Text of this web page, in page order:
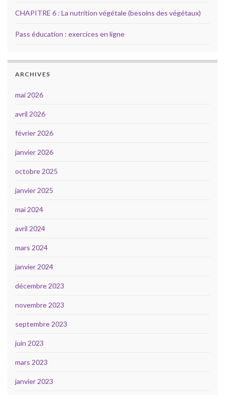
CHAPITRE 6 : La nutrition végétale (besoins des végétaux)
Pass éducation : exercices en ligne
ARCHIVES
mai 2026
avril 2026
février 2026
janvier 2026
octobre 2025
janvier 2025
mai 2024
avril 2024
mars 2024
janvier 2024
décembre 2023
novembre 2023
septembre 2023
juin 2023
mars 2023
janvier 2023